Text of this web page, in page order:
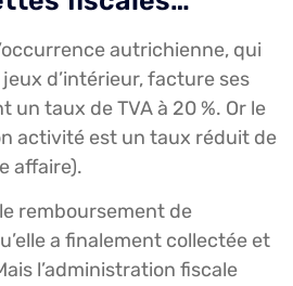
autrichienne, qui
d’intérieur, facture ses
un taux de TVA à 20 %. Or le
activité est un taux réduit de
affaire).
remboursement de
a finalement collectée et
l’administration fiscale